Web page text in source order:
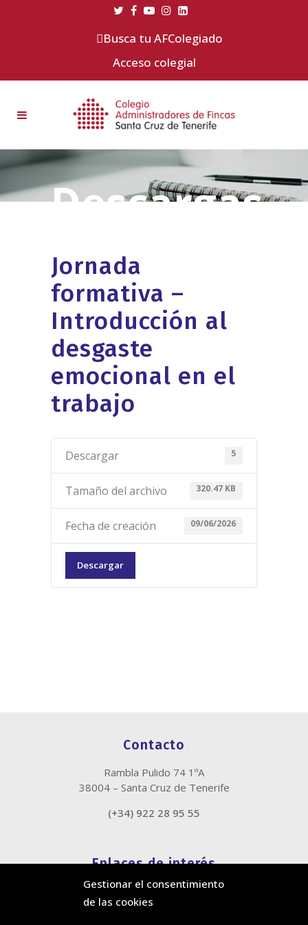
Gestionar el consentimiento
de las cookies
Busca tu AFColegiado
Acceso colegial
Jornada
formativa –
Introducción al
desgaste
emocional en el
trabajo
Descargar 5
Tamaño del archivo 320.47 KB
Fecha de creación 09/06/2026
Descargar
Contacto
Rambla Pulido 74 1ºA
38004 – Santa Cruz de Tenerife
(+34) 922 28 95 55
Enlaces de interés
Política de cookies
Política de privacidad